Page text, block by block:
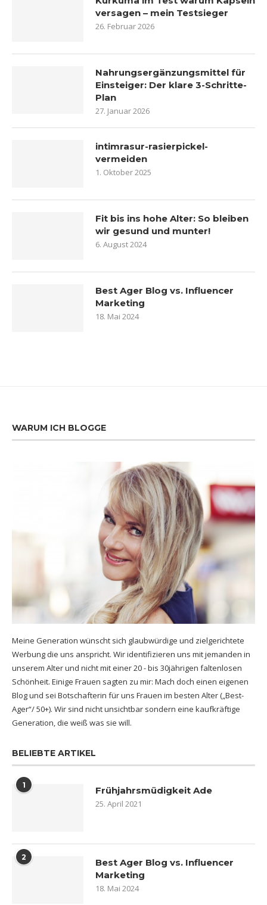
versagen – mein Testsieger
26. Februar 2026
Nahrungsergänzungsmittel für
Einsteiger: Der klare 3-Schritte-
Plan
27. Januar 2026
intimrasur-rasierpickel-
vermeiden
1. Oktober 2025
Fit bis ins hohe Alter: So bleiben
wir gesund und munter!
6. August 2024
Best Ager Blog vs. Influencer
Marketing
18. Mai 2024
WARUM ICH BLOGGE
Meine Generation wünscht sich glaubwürdige und zielgerichtete
Werbung die uns anspricht. Wir identifizieren uns mit jemanden in
unserem Alter und nicht mit einer 20 - bis 30jährigen faltenlosen
Schönheit. Einige Frauen sagten zu mir: Mach doch einen eigenen
Blog und sei Botschafterin für uns Frauen im besten Alter („Best-
Ager“/ 50+). Wir sind nicht unsichtbar sondern eine kaufkräftige
Generation, die weiß was sie will.
BELIEBTE ARTIKEL
1 Frühjahrsmüdigkeit Ade
25. April 2021
2
Best Ager Blog vs. Influencer
Marketing
18. Mai 2024